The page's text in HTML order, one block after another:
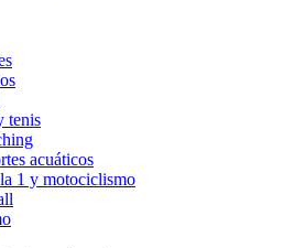
tenis
acuáticos
1 y motociclismo